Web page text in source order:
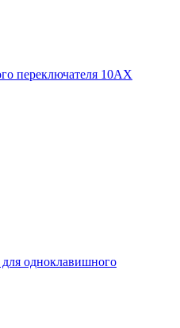
переключателя 10АХ
одноклавишного